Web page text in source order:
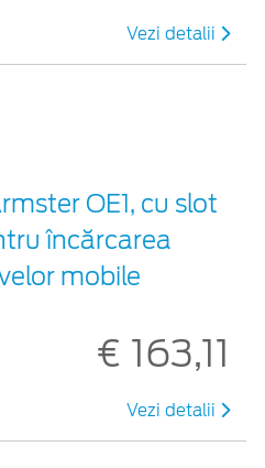
Vezi detalii
OE1, cu slot
încărcarea
mobile
€ 163,11
Vezi detalii